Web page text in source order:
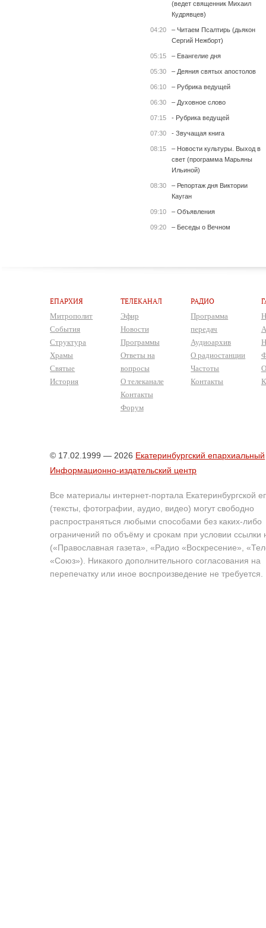
(ведет священник Михаил
Кудрявцев)
04:20
– Читаем Псалтирь (дьякон
Сергий Нежборт)
05:15 – Евангелие дня
05:30 – Деяния святых апостолов
06:10 – Рубрика ведущей
06:30 – Духовное слово
07:15 - Рубрика ведущей
07:30 - Звучащая книга
08:15
– Новости культуры. Выход в
свет (программа Марьяны
Ильиной)
08:30
– Репортаж дня Виктории
Кауган
09:10 – Объявления
09:20 – Беседы о Вечном
ЕПАРХИЯ
Митрополит
События
Структура
Храмы
Святые
История
ТЕЛЕКАНАЛ
Эфир
Новости
Программы
Ответы на
вопросы
О телеканале
Контакты
Форум
РАДИО
Программа
передач
Аудиоархив
О радиостанции
Частоты
Контакты
© 17.02.1999 — 2026 Екатеринбургский епархиальный
Информационно-издательский центр
Все материалы интернет-портала Екатеринбургской
(тексты, фотографии, аудио, видео) могут свободно
распространяться любыми способами без каких-либо
ограничений по объёму и срокам при условии ссылки
(«Православная газета», «Радио «Воскресение»,
«Союз»). Никакого дополнительного согласования на
перепечатку или иное воспроизведение не требуется.